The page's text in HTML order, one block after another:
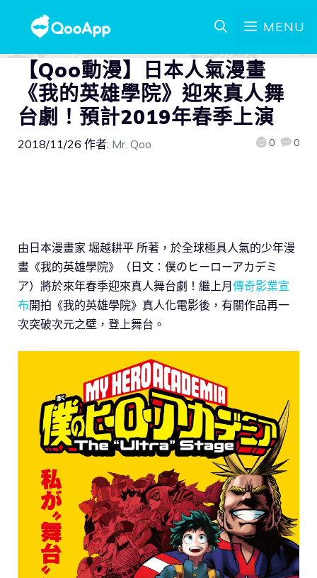
MENU
【Qoo動漫】日本人氣漫畫
《我的英雄學院》迎來真人舞
台劇！預計2019年春季上演
2018/11/26 作者: Mr. Qoo 0 0
由日本漫畫家 堀越耕平 所著，於全球極具人氣的少年漫
畫《我的英雄學院》（日文：僕のヒーローアカデミ
ア）將於來年春季迎來真人舞台劇！繼上月傳奇影業宣
布開拍《我的英雄學院》真人化電影後，有關作品再一
次突破次元之壁，登上舞台。